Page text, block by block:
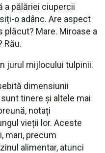
a pălăriei ciupercii
o adânc. Are aspect
plăcut? Mare. Miroase a
Rău.
jurul mijlocului tulpinii.
dimensiunii
tinere și altele mai
notați
vieții lor. Aceste
mari, precum
alimentar, atunci